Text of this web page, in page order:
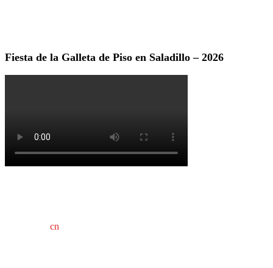
Fiesta de la Galleta de Piso en Saladillo – 2026
cn